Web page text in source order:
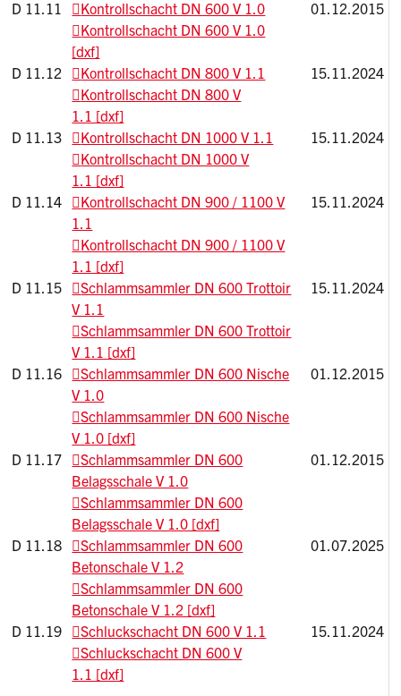
D 11.11
Kontrollschacht DN 600 V 1.0
01.12.2015
Kontrollschacht DN 600 V 1.0
[dxf]
D 11.12
Kontrollschacht DN 800 V 1.1
15.11.2024
Kontrollschacht DN 800 V
1.1 [dxf]
D 11.13
Kontrollschacht DN 1000 V 1.1
15.11.2024
Kontrollschacht DN 1000 V
1.1 [dxf]
D 11.14
Kontrollschacht DN 900 / 1100 V
1.1
15.11.2024
Kontrollschacht DN 900 / 1100 V
1.1 [dxf]
D 11.15
Schlammsammler DN 600 Trottoir
V 1.1
15.11.2024
Schlammsammler DN 600 Trottoir
V 1.1 [dxf]
D 11.16
Schlammsammler DN 600 Nische
V 1.0
01.12.2015
Schlammsammler DN 600 Nische
V 1.0 [dxf]
D 11.17
Schlammsammler DN 600
Belagsschale V 1.0
01.12.2015
Schlammsammler DN 600
Belagsschale V 1.0 [dxf]
D 11.18
Schlammsammler DN 600
Betonschale V 1.2
01.07.2025
Schlammsammler DN 600
Betonschale V 1.2 [dxf]
D 11.19
Schluckschacht DN 600 V 1.1
15.11.2024
Schluckschacht DN 600 V
1.1 [dxf]